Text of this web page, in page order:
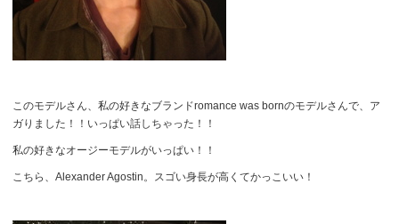
このモデルさん、私の好きなブランドromance was bornのモデルさんで、ア
ガりました！！いっぱい話しちゃった！！
私の好きなオージーモデルがいっぱい！！
こちら、Alexander Agostin。スゴい身長が高くてかっこいい！